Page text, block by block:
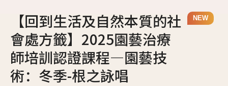
【回到生活及自然本質的社
會處方籤】2025園藝治療
師培訓認證課程—園藝技
術：冬季-根之詠唱
NEW